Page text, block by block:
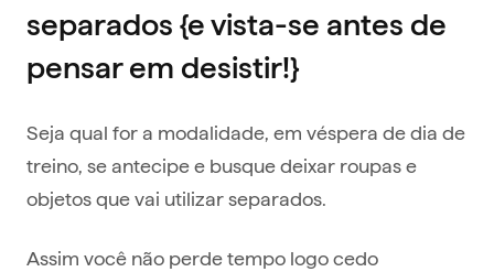
separados {e vista-se antes de
pensar em desistir!}
Seja qual for a modalidade, em véspera de dia de
treino, se antecipe e busque deixar roupas e
objetos que vai utilizar separados.
Assim você não perde tempo logo cedo